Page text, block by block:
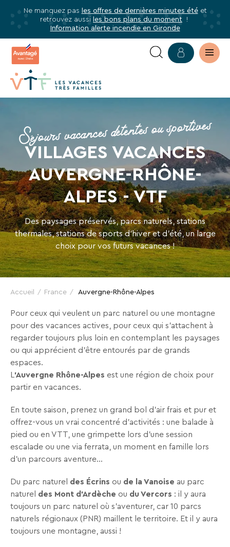
Ne manquez pas les offres de dernières minutes étéet
retrouvez aussiles bons plans du moment !
Information alerte incendie en Gironde
VOTRE
VILLAGE
VACANCES
EN
AUVERGNE-
RHÔNE-
ALPES
POUR
TOUTE
LA
FAMILLE
Séjours vacances détentes ou sportives
VILLAGES VACANCES
AUVERGNE-RHÔNE-
ALPES - VTF
Des paysages préservés, parcs naturels, stations
thermales, stations de sports d'hiver et d'été, un large
choix pour vos futurs vacances !
Accueil France Auvergne-Rhône-Alpes
Pour ceux qui veulent un parc naturel ou une montagne
pour des vacances actives, pour ceux qui s’attachent à
regarder toujours plus loin en contemplant les paysages
ou qui apprécient d’être entourés par de grands
espaces.
L’Auvergne Rhône-Alpes est une région de choix pour
partir en vacances.
En toute saison, prenez un grand bol d’air frais et pur et
offrez-vous un vrai concentré d’activités : une balade à
pied ou en VTT, une grimpette lors d’une session
escalade ou une via ferrata, un moment en famille lors
d’un parcours aventure…
Du parc naturel des Écrins ou de la Vanoise au parc
naturel des Mont d’Ardèche ou du Vercors : il y aura
toujours un parc naturel où s’aventurer, car 10 parcs
naturels régionaux (PNR) maillent le territoire. Et il y aura
toujours une montagne, aussi !
Abonnez-
vous
à
notre
newsletter
vous
pour
être
informé·e
de
tous
les
avantages
VTF,
des
offres
exclusives
et
des
bons
plans
pour
vos
vacances
!
Il
suffit
d’un
clic
tous
les
15
jours,
directement